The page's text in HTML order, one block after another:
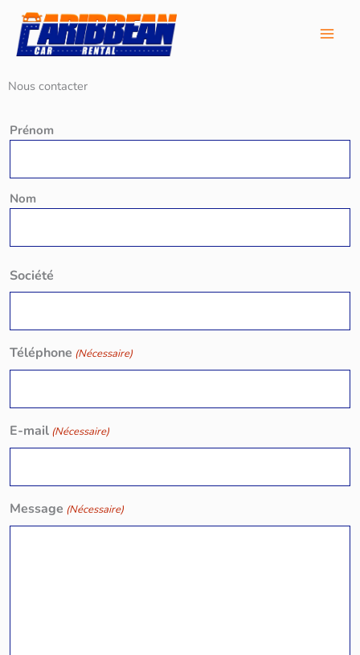
contenu
Nous contacter
Nom
(Nécessaire)
Prénom
Nom
Société
Téléphone (Nécessaire)
E-mail (Nécessaire)
Message (Nécessaire)